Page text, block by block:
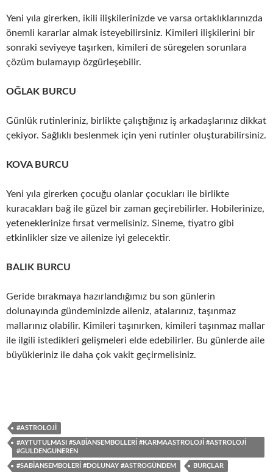
Yeni yıla girerken, ikili ilişkilerinizde ve varsa ortaklıklarınızda
önemli kararlar almak isteyebilirsiniz. Kimileri ilişkilerini bir
sonraki seviyeye taşırken, kimileri de süregelen sorunlara
çözüm bulamayıp özgürleşebilir.
OĞLAK BURCU
Günlük rutinleriniz, birlikte çalıştığınız iş arkadaşlarınız dikkat
çekiyor. Sağlıklı beslenmek için yeni rutinler oluşturabilirsiniz.
KOVA BURCU
Yeni yıla girerken çocuğu olanlar çocukları ile birlikte
kuracakları bağ ile güzel bir zaman geçirebilirler. Hobilerinize,
yeteneklerinize fırsat vermelisiniz. Sineme, tiyatro gibi
etkinlikler size ve ailenize iyi gelecektir.
BALIK BURCU
Geride bırakmaya hazırlandığımız bu son günlerin
dolunayında gündeminizde aileniz, atalarınız, taşınmaz
mallarınız olabilir. Kimileri taşınırken, kimileri taşınmaz mallar
ile ilgili istedikleri gelişmeleri elde edebilirler. Bu günlerde aile
büyükleriniz ile daha çok vakit geçirmelisiniz.
#ASTROLOJI
#AYTUTULMASI #SABIANSEMBOLLERI #KARMAASTROLOJI #ASTROLOJI
#GULDENGUNEREN
#SABIANSEMBOLERI #DOLUNAY #ASTROGÜNDEM BURÇLAR